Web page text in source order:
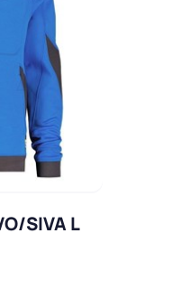
SIVA L